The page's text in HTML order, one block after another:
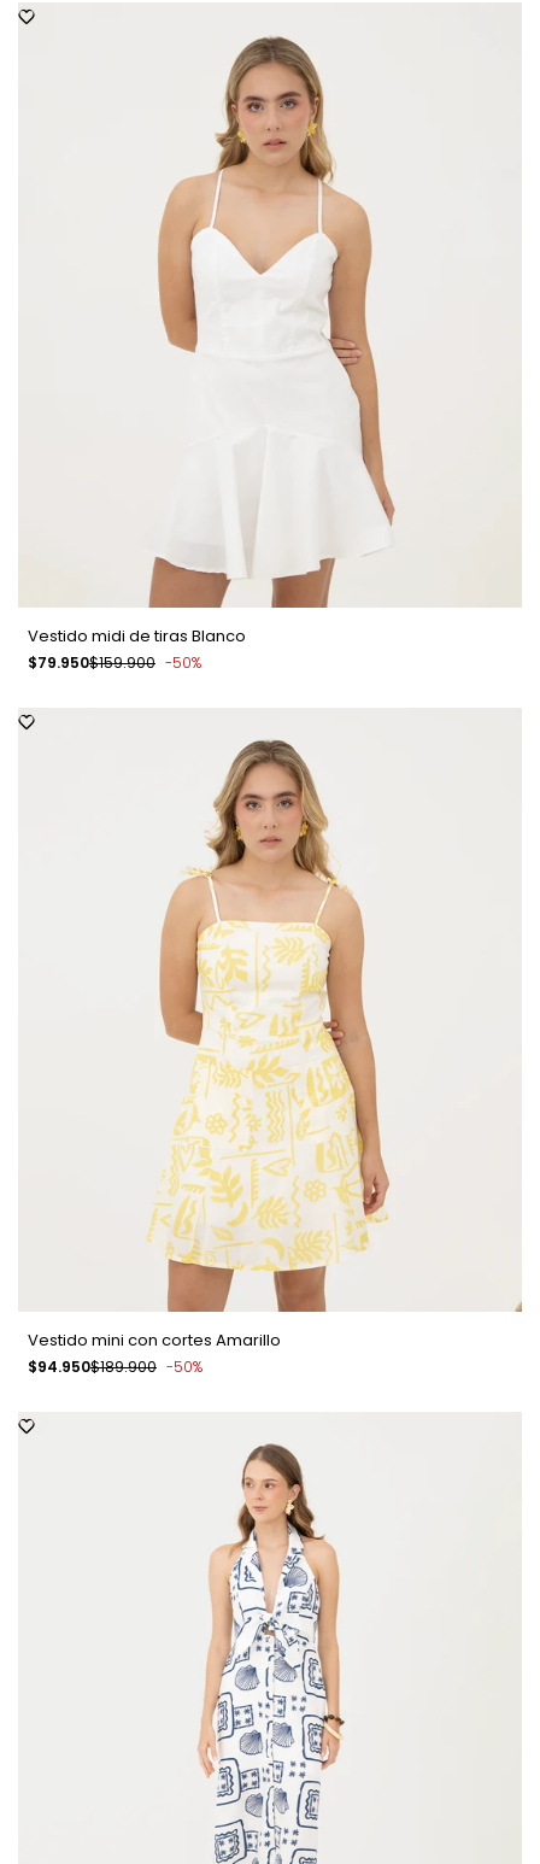
Vestido midi de tiras Blanco
Precio
$159.900
Precio
$79.950 -50%
Vestido mini con cortes Amarillo
Precio
$189.900
Precio
$94.950 -50%